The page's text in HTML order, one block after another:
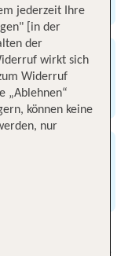
Charles de Gaulle
jederzeit Ihre
[in der
der
wirkt sich
Widerruf
„Ablehnen“
können keine
nur